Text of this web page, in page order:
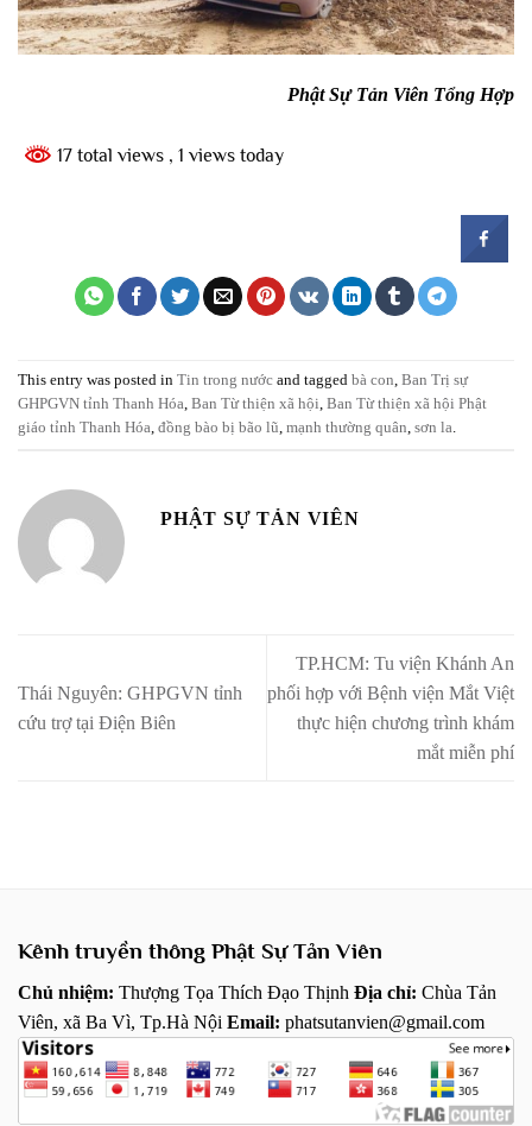
Phật Sự Tản Viên Tổng Hợp
17 total views , 1 views today
This entry was posted in Tin trong nước and tagged bà con, Ban Trị sự
GHPGVN tỉnh Thanh Hóa, Ban Từ thiện xã hội, Ban Từ thiện xã hội Phật
giáo tỉnh Thanh Hóa, đồng bào bị bão lũ, mạnh thường quân, sơn la.
PHẬT SỰ TẢN VIÊN
Thái Nguyên: GHPGVN tỉnh
cứu trợ tại Điện Biên
TP.HCM: Tu viện Khánh An
phối hợp với Bệnh viện Mắt Việt
thực hiện chương trình khám
mắt miễn phí
Kênh truyền thông Phật Sự Tản Viên
Chủ nhiệm: Thượng Tọa Thích Đạo Thịnh Địa chỉ: Chùa Tản
Viên, xã Ba Vì, Tp.Hà Nội Email: phatsutanvien@gmail.com